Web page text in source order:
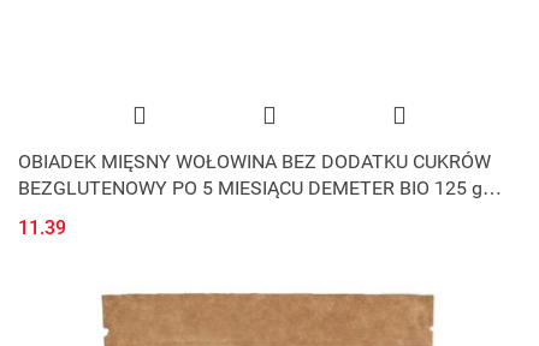
OBIADEK MIĘSNY WOŁOWINA BEZ DODATKU CUKRÓW
BEZGLUTENOWY PO 5 MIESIĄCU DEMETER BIO 125 g
11.39